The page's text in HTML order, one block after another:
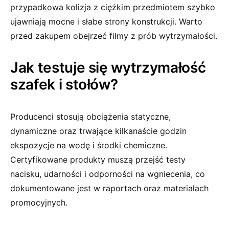
przypadkowa kolizja z ciężkim przedmiotem szybko
ujawniają mocne i słabe strony konstrukcji. Warto
przed zakupem obejrzeć filmy z prób wytrzymałości.
Jak testuje się wytrzymałość
szafek i stołów?
Producenci stosują obciążenia statyczne,
dynamiczne oraz trwające kilkanaście godzin
ekspozycje na wodę i środki chemiczne.
Certyfikowane produkty muszą przejść testy
nacisku, udarności i odporności na wgniecenia, co
dokumentowane jest w raportach oraz materiałach
promocyjnych.